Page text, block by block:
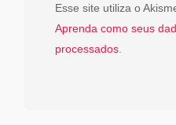
Esse site utiliza o
Aprenda como seus
processados